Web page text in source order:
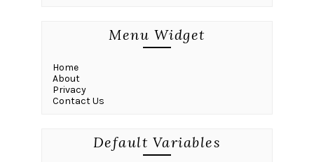
Menu Widget
Home
About
Privacy
Contact Us
Default Variables